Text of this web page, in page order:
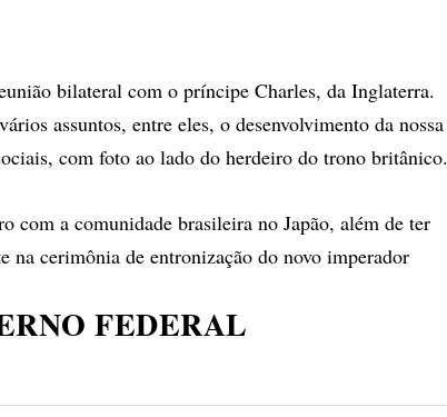
bilateral com o príncipe Charles, da Inglaterra.
assuntos, entre eles, o desenvolvimento da nossa
com foto ao lado do herdeiro do trono britânico.
com a comunidade brasileira no Japão, além de ter
na cerimônia de entronização do novo imperador
FEDERAL